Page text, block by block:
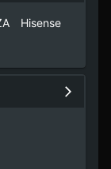
　Hisense